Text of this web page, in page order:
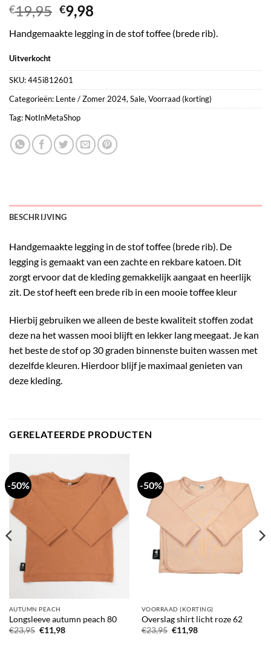
€19,95 Oorspronkelijke
prijs
was:
€9,98
is:
Handgemaakte legging in de stof toffee (brede rib).
Uitverkocht
SKU:445i812601
Categorieën: Lente / Zomer 2024,Sale,Voorraad (korting)
Tag: NotInMetaShop
BESCHRIJVING
Handgemaakte legging in de stof toffee (brede rib). De
legging is gemaakt van een zachte en rekbare katoen. Dit
zorgt ervoor dat de kleding gemakkelijk aangaat en heerlijk
zit. De stof heeft een brede rib in een mooie toffee kleur
Hierbij gebruiken we alleen de beste kwaliteit stoffen zodat
deze na het wassen mooi blijft en lekker lang meegaat. Je kan
het beste de stof op 30 graden binnenste buiten wassen met
dezelfde kleuren. Hierdoor blijf je maximaal genieten van
deze kleding.
GERELATEERDE PRODUCTEN
-50%
AUTUMN PEACH
Longsleeve autumn peach 80
€23,95 Oorspronkelijke
prijs
€11,98Huidige
-50%
VOORRAAD (KORTING)
Overslag shirt licht roze 62
€23,95 Oorspronkelijke
prijs
€11,98Huidige